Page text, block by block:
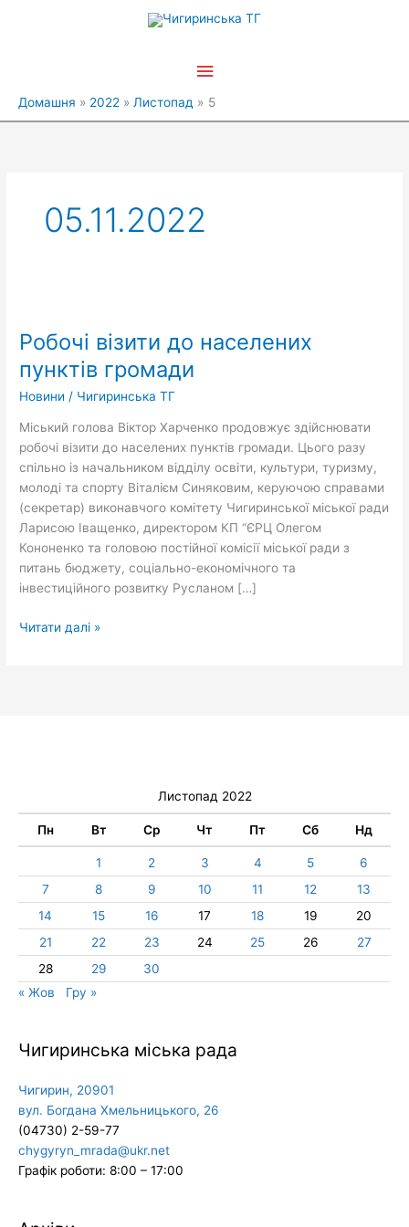
Головне
Домашня 2022 Листопад 5
05.11.2022
Робочі візити до населених
пунктів громади
Новини / Чигиринська ТГ
Міський голова Віктор Харченко продовжує здійснювати
робочі візити до населених пунктів громади. Цього разу
спільно із начальником відділу освіти, культури, туризму,
молоді та спорту Віталієм Синяковим, керуючою справами
(секретар) виконавчого комітету Чигиринської міської ради
Ларисою Іващенко, директором КП “ЄРЦ Олегом
Кононенко та головою постійної комісії міської ради з
питань бюджету, соціально-економічного та
інвестиційного розвитку Русланом […]
до
населених
пунктів
громади
Читати далі »
Листопад 2022
Пн Вт Ср Чт Пт Сб Нд
1 2 3 4 5
6
7
8 9 10 11 12
13
14
15 16 17 18 19
20
21
22 23 24 25 26
27
28
29
30
« Жов
Гру »
Чигиринська міська рада
Чигирин, 20901
вул. Богдана Хмельницького, 26
(04730) 2-59-77
chygyryn_mrada@ukr.net
Графік роботи: 8:00 – 17:00